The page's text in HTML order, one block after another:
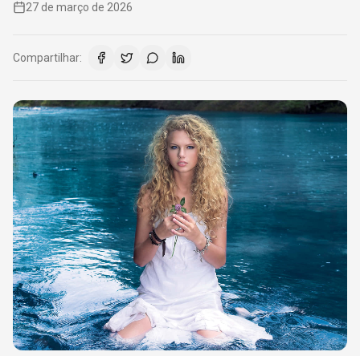
27 de março de 2026
Compartilhar: